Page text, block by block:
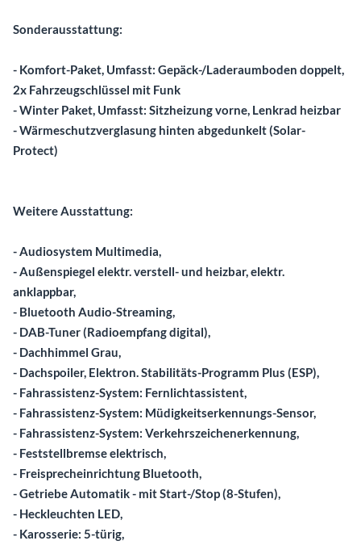
Sonderausstattung:
- Komfort-Paket, Umfasst: Gepäck-/Laderaumboden doppelt,
2x Fahrzeugschlüssel mit Funk
- Winter Paket, Umfasst: Sitzheizung vorne, Lenkrad heizbar
- Wärmeschutzverglasung hinten abgedunkelt (Solar-
Protect)
Weitere Ausstattung:
- Audiosystem Multimedia,
- Außenspiegel elektr. verstell- und heizbar, elektr.
anklappbar,
- Bluetooth Audio-Streaming,
- DAB-Tuner (Radioempfang digital),
- Dachhimmel Grau,
- Dachspoiler, Elektron. Stabilitäts-Programm Plus (ESP),
- Fahrassistenz-System: Fernlichtassistent,
- Fahrassistenz-System: Müdigkeitserkennungs-Sensor,
- Fahrassistenz-System: Verkehrszeichenerkennung,
- Feststellbremse elektrisch,
- Freisprecheinrichtung Bluetooth,
- Getriebe Automatik - mit Start-/Stop (8-Stufen),
- Heckleuchten LED,
- Karosserie: 5-türig,